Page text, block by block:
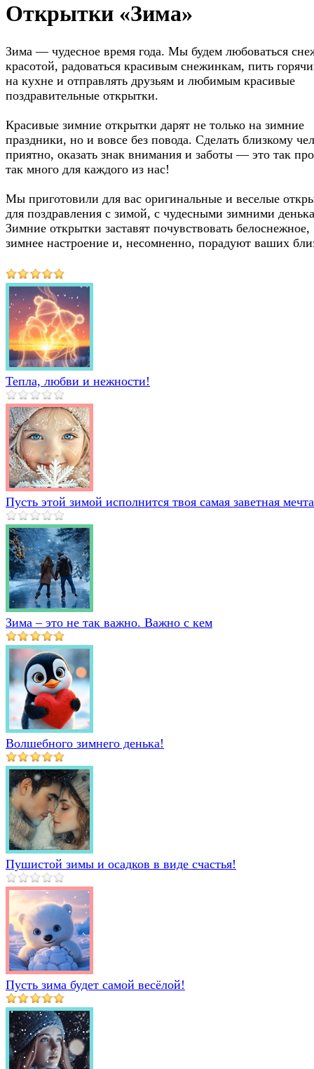
Открытки «Зима»
Зима — чудесное время года. Мы будем любоваться
красотой, радоваться красивым снежинкам, пить
на кухне и отправлять друзьям и любимым красивые
поздравительные открытки.
Красивые зимние открытки дарят не только на зимние
праздники, но и вовсе без повода. Сделать близкому
приятно, оказать знак внимания и заботы — это так
так много для каждого из нас!
Мы приготовили для вас оригинальные и веселые
для поздравления с зимой, с чудесными зимними
Зимние открытки заставят почувствовать белоснежное,
зимнее настроение и, несомненно, порадуют ваших
Тепла, любви и нежности!
Пусть этой зимой исполнится твоя самая заветная
Зима – это не так важно. Важно с кем
Волшебного зимнего денька!
Пушистой зимы и осадков в виде счастья!
Пусть зима будет самой весёлой!